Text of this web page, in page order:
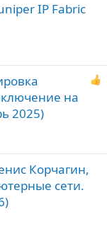
IP Fabric
на
2025)
Корчагин,
сети.